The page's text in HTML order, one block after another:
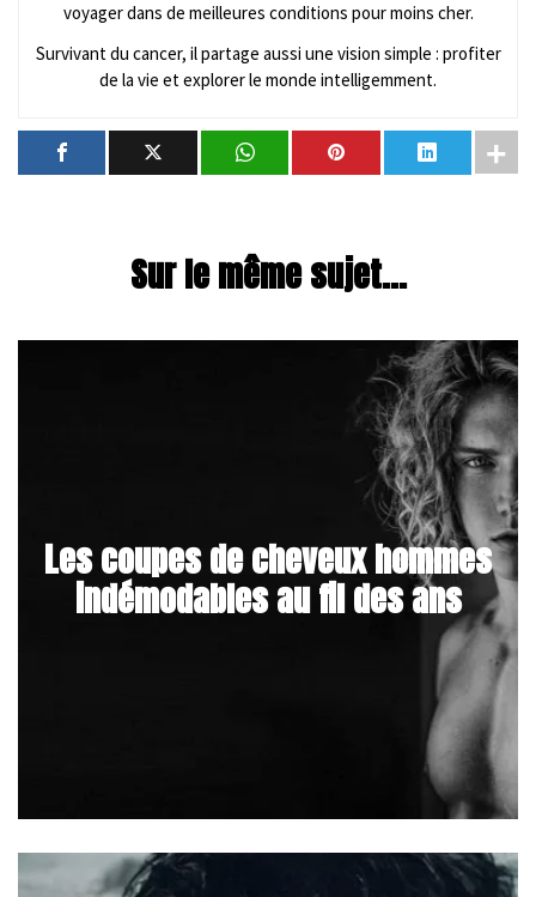
voyager dans de meilleures conditions pour moins cher.
Survivant du cancer, il partage aussi une vision simple : profiter
de la vie et explorer le monde intelligemment.
Sur le même sujet...
Les coupes de cheveux hommes
indémodables au fil des ans